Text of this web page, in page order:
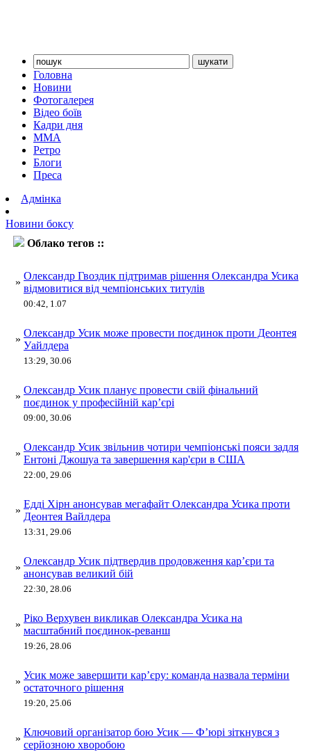
Головна
Новини
Фотогалерея
Відео боїв
Кадри дня
ММА
Ретро
Блоги
Преса
Адмінка
Новини боксу
Облако тегов ::
»
Олександр Гвоздик підтримав рішення Олександра Усика
відмовитися від чемпіонських титулів
00:42, 1.07
»
Олександр Усик може провести поєдинок проти Деонтея
Уайлдера
13:29, 30.06
»
Олександр Усик планує провести свій фінальний
поєдинок у професійній кар’єрі
09:00, 30.06
»
Олександр Усик звільнив чотири чемпіонські пояси задля
Ентоні Джошуа та завершення кар'єри в США
22:00, 29.06
»
Едді Хірн анонсував мегафайт Олександра Усика проти
Деонтея Вайлдера
13:31, 29.06
»
Олександр Усик підтвердив продовження кар’єри та
анонсував великий бій
22:30, 28.06
»
Ріко Верхувен викликав Олександра Усика на
масштабний поєдинок-реванш
19:26, 28.06
»
Усик може завершити кар’єру: команда назвала терміни
остаточного рішення
19:20, 25.06
»
Ключовий організатор бою Усик — Ф’юрі зіткнувся з
серйозною хворобою